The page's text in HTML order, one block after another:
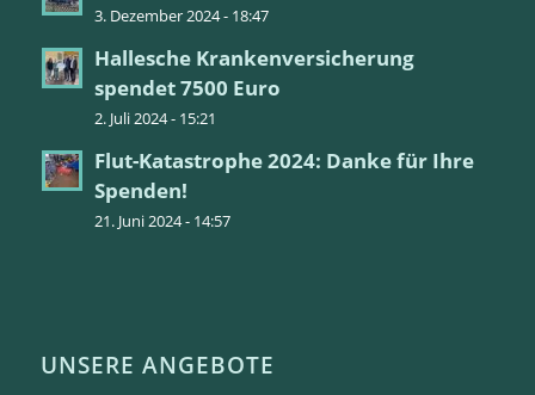
3. Dezember 2024 - 18:47
Hallesche Krankenversicherung
spendet 7500 Euro
2. Juli 2024 - 15:21
Flut-Katastrophe 2024: Danke für Ihre
Spenden!
21. Juni 2024 - 14:57
UNSERE ANGEBOTE